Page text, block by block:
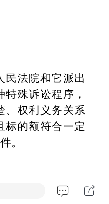
民法院和它派出
殊诉讼程序，
、权利义务关系
标的额符合一定
。